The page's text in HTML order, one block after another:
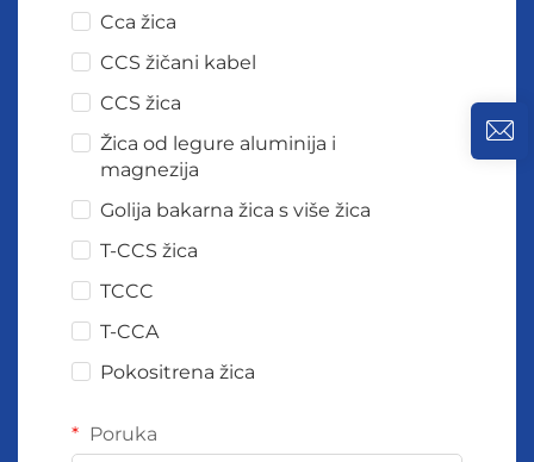
Cca žica
CCS žičani kabel
CCS žica
Žica od legure aluminija i
magnezija
Golija bakarna žica s više žica
T-CCS žica
TCCC
T-CCA
Pokositrena žica
Poruka